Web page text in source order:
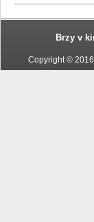
Brzy v
Copyright ©